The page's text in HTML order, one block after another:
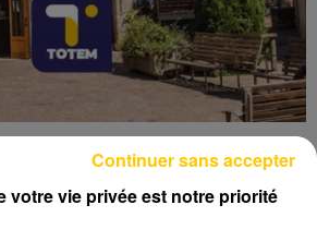
votre vie privée est notre priorité
Continuer sans accepter